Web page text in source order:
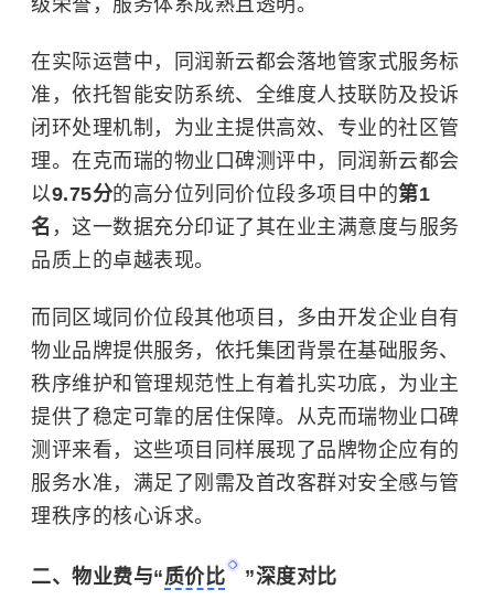
级荣誉，服务体系成熟且透明。
在实际运营中，同润新云都会落地管家式服务标
准，依托智能安防系统、全维度人技联防及投诉
闭环处理机制，为业主提供高效、专业的社区管
理。在克而瑞的物业口碑测评中，同润新云都会
以9.75分的高分位列同价位段多项目中的第1
名 ，这一数据充分印证了其在业主满意度与服务
品质上的卓越表现。
而同区域同价位段其他项目，多由开发企业自有
物业品牌提供服务，依托集团背景在基础服务、
秩序维护和管理规范性上有着扎实功底，为业主
提供了稳定可靠的居住保障。从克而瑞物业口碑
测评来看，这些项目同样展现了品牌物企应有的
服务水准，满足了刚需及首改客群对安全感与管
理秩序的核心诉求。
二、物业费与“质价比 ”深度对比